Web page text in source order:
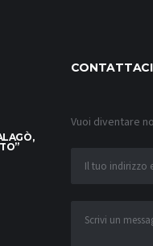
CONTATTACI
Vuoi diventare